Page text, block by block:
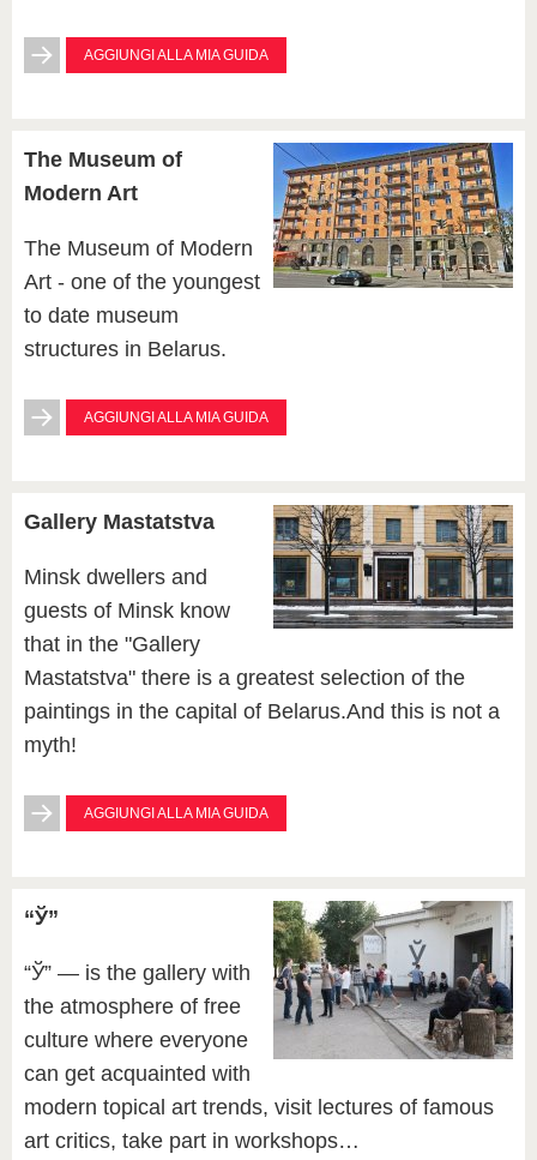
AGGIUNGI ALLA MIA GUIDA
The Museum of
Modern Art
The Museum of Modern
Art - one of the youngest
to date museum
structures in Belarus.
AGGIUNGI ALLA MIA GUIDA
Gallery Mastatstva
Minsk dwellers and
guests of Minsk know
that in the "Gallery
Mastatstva" there is a greatest selection of the
paintings in the capital of Belarus.And this is not a
myth!
AGGIUNGI ALLA MIA GUIDA
“Ў”
“Ў” — is the gallery with
the atmosphere of free
culture where everyone
can get acquainted with
modern topical art trends, visit lectures of famous
art critics, take part in workshops…